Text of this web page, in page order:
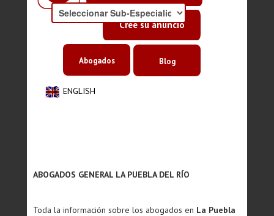
Cree su anuncio
ENGLISH
Abogados Blog
ABOGADOS GENERAL LA PUEBLA DEL RÍO
Toda la información sobre los abogados en La Puebla